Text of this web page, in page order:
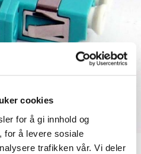
cookies
for å gi innhold og
for å levere sosiale
trafikken vår. Vi deler